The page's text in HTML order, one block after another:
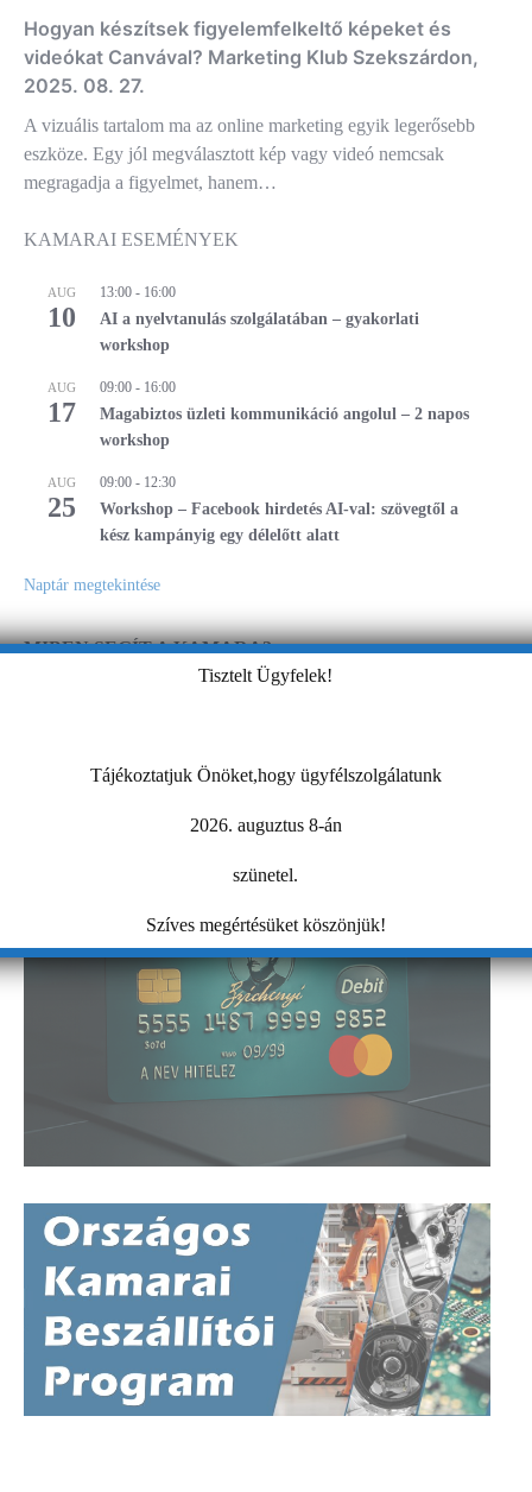
Hogyan készítsek figyelemfelkeltő képeket és
videókat Canvával? Marketing Klub Szekszárdon,
2025. 08. 27.
A vizuális tartalom ma az online marketing egyik legerősebb
eszköze. Egy jól megválasztott kép vagy videó nemcsak
megragadja a figyelmet, hanem…
KAMARAI ESEMÉNYEK
AUG
10
13:00 - 16:00
AI a nyelvtanulás szolgálatában – gyakorlati
workshop
AUG
17
09:00 - 16:00
Magabiztos üzleti kommunikáció angolul – 2 napos
workshop
AUG
25
09:00 - 12:30
Workshop – Facebook hirdetés AI-val: szövegtől a
kész kampányig egy délelőtt alatt
Naptár megtekintése
MIBEN SEGÍT A KAMARA?
Tisztelt Ügyfelek!
Tájékoztatjuk Önöket,hogy ügyfélszolgálatunk
2026. auguztus 8-án
szünetel.
Szíves megértésüket köszönjük!